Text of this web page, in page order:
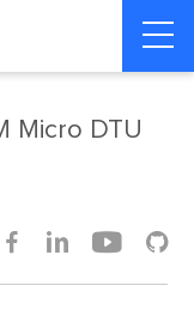
del producto
Micro DTU
   